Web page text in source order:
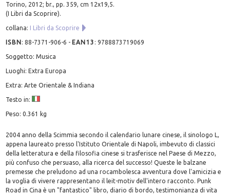
Torino, 2012; br., pp. 359, cm 12x19,5.
(I Libri da Scoprire).
collana: I Libri da Scoprire
ISBN:88-7371-906-6 - EAN13 :9788873719069
Soggetto: Musica
Luoghi: Extra Europa
Extra: Arte Orientale & Indiana
Testo in:
Peso: 0.361 kg
2004 anno della Scimmia secondo il calendario lunare cinese, il sinologo L,
appena laureato presso l'Istituto Orientale di Napoli, imbevuto di classici
della letteratura e della filosofia cinese si trasferisce nel Paese di Mezzo,
più confuso che persuaso, alla ricerca del successo! Queste le balzane
premesse che preludono ad una rocambolesca avventura dove l'amicizia e
la voglia di vivere rappresentano il leit-motiv dell'intero racconto. Punk
Road in Cina è un "fantastico" libro, diario di bordo, testimonianza di vita